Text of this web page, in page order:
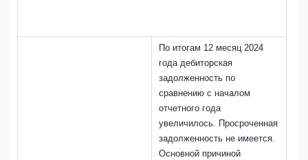
По итогам 12 месяц 2024
года дебиторская
задолженность по
сравнению с началом
отчетного года
увеличилось. Просроченная
задолженность не имеется.
Основной причиной